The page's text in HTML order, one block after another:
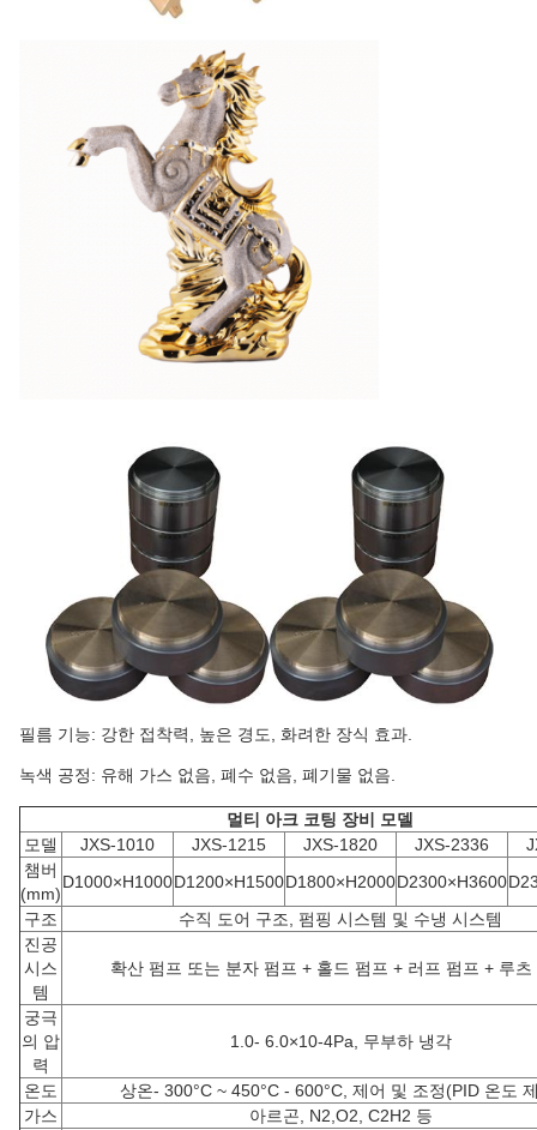
필름 기능: 강한 접착력, 높은 경도, 화려한 장식 효과.
녹색 공정: 유해 가스 없음, 폐수 없음, 폐기물 없음.
멀티 아크 코팅 장비 모델
모델
JXS-1010 JXS-1215 JXS-1820 JXS-2336
챔버
(mm)
D1000×H1000D1200×H1500D1800×H2000D2300×H3600
구조
수직 도어 구조, 펌핑 시스템 및 수냉 시스템
진공
시스
템
확산 펌프 또는 분자 펌프 + 홀드 펌프 + 러프 펌프 + 루츠
궁극
의 압
력
1.0- 6.0×10-4Pa, 무부하 냉각
온도
상온- 300°C ~ 450°C - 600°C, 제어 및 조정(PID 온도
가스
아르곤, N2,O2, C2H2 등